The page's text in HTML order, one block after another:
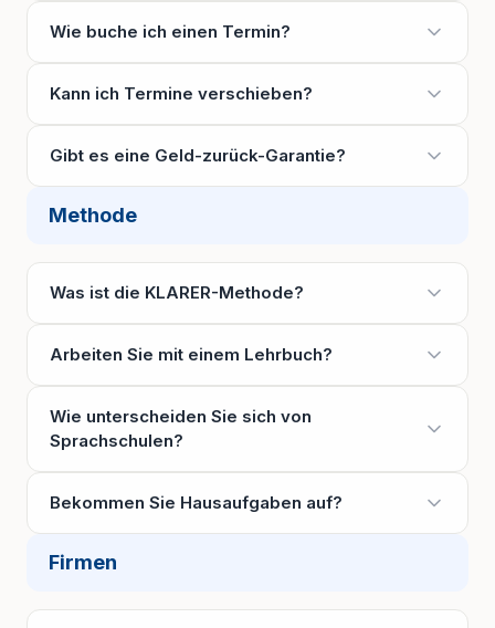
Wie buche ich einen Termin?
Kann ich Termine verschieben?
Gibt es eine Geld-zurück-Garantie?
Methode
Was ist die KLARER-Methode?
Arbeiten Sie mit einem Lehrbuch?
Wie unterscheiden Sie sich von
Sprachschulen?
Bekommen Sie Hausaufgaben auf?
Firmen